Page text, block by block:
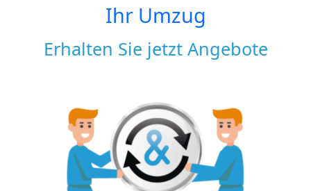
Ihr Umzug
Erhalten Sie jetzt Angebote